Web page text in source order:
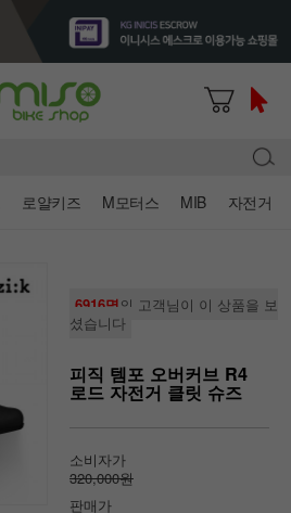
로얄키즈 M모터스 MIB 자전거
6916명의 고객님이 이 상품을 보
셨습니다
피직 템포 오버커브 R4
로드 자전거 클릿 슈즈
소비자가
320,000원
판매가